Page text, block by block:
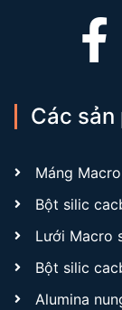
Các sản
Máng
Bột silic
Lưới Macro
Bột silic
Alumina